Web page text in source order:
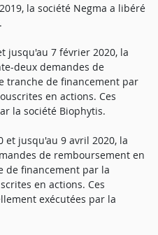
la société Negma a libéré
jusqu'au 7 février 2020, la
deux demandes de
tranche de financement par
en actions. Ces
la société Biophytis.
et jusqu'au 9 avril 2020, la
de remboursement en
de financement par la
en actions. Ces
exécutées par la